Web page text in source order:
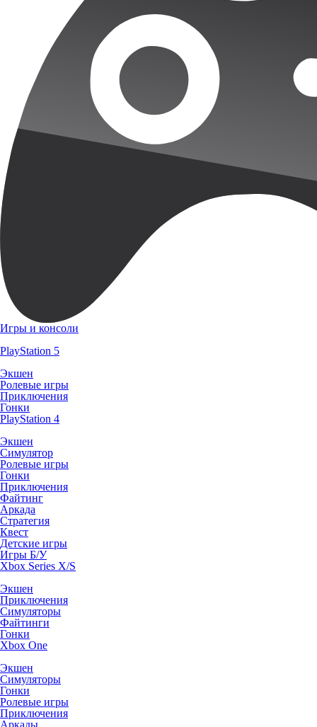
Игры и консоли
PlayStation 5
Экшен
Ролевые игры
Приключения
Гонки
PlayStation 4
Экшен
Симулятор
Ролевые игры
Гонки
Приключения
Файтинг
Аркада
Стратегия
Квест
Детские игры
Игры Б/У
Xbox Series X/S
Экшен
Приключения
Симуляторы
Файтинги
Гонки
Xbox One
Экшен
Симуляторы
Гонки
Ролевые игры
Приключения
Аркады